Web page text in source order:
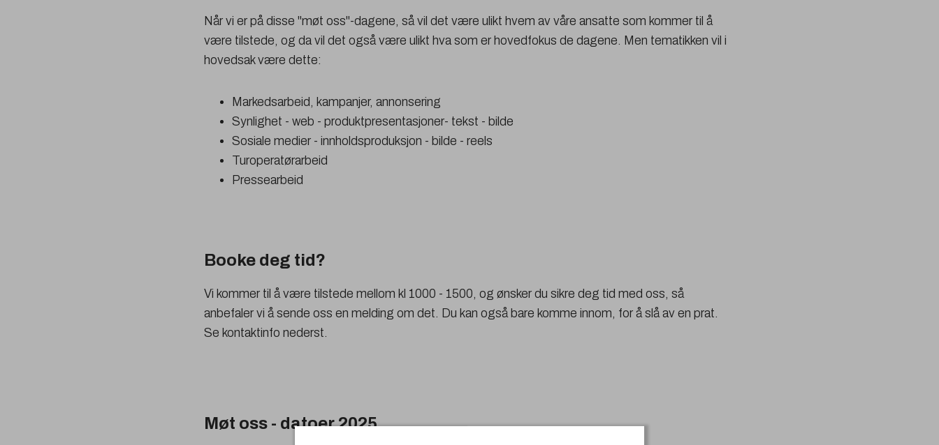
Når vi er på disse "møt oss"-dagene, så vil det være ulikt hvem av våre ansatte som kommer til å
være tilstede, og da vil det også være ulikt hva som er hovedfokus de dagene. Men tematikken vil i
hovedsak være dette:
Markedsarbeid, kampanjer, annonsering
Synlighet - web - produktpresentasjoner- tekst - bilde
Sosiale medier - innholdsproduksjon - bilde - reels
Turoperatørarbeid
Pressearbeid
Booke deg tid?
Vi kommer til å være tilstede mellom kl 1000 - 1500, og ønsker du sikre deg tid med oss, så
anbefaler vi å sende oss en melding om det. Du kan også bare komme innom, for å slå av en prat.
Se kontaktinfo nederst.
Møt oss - datoer 2025